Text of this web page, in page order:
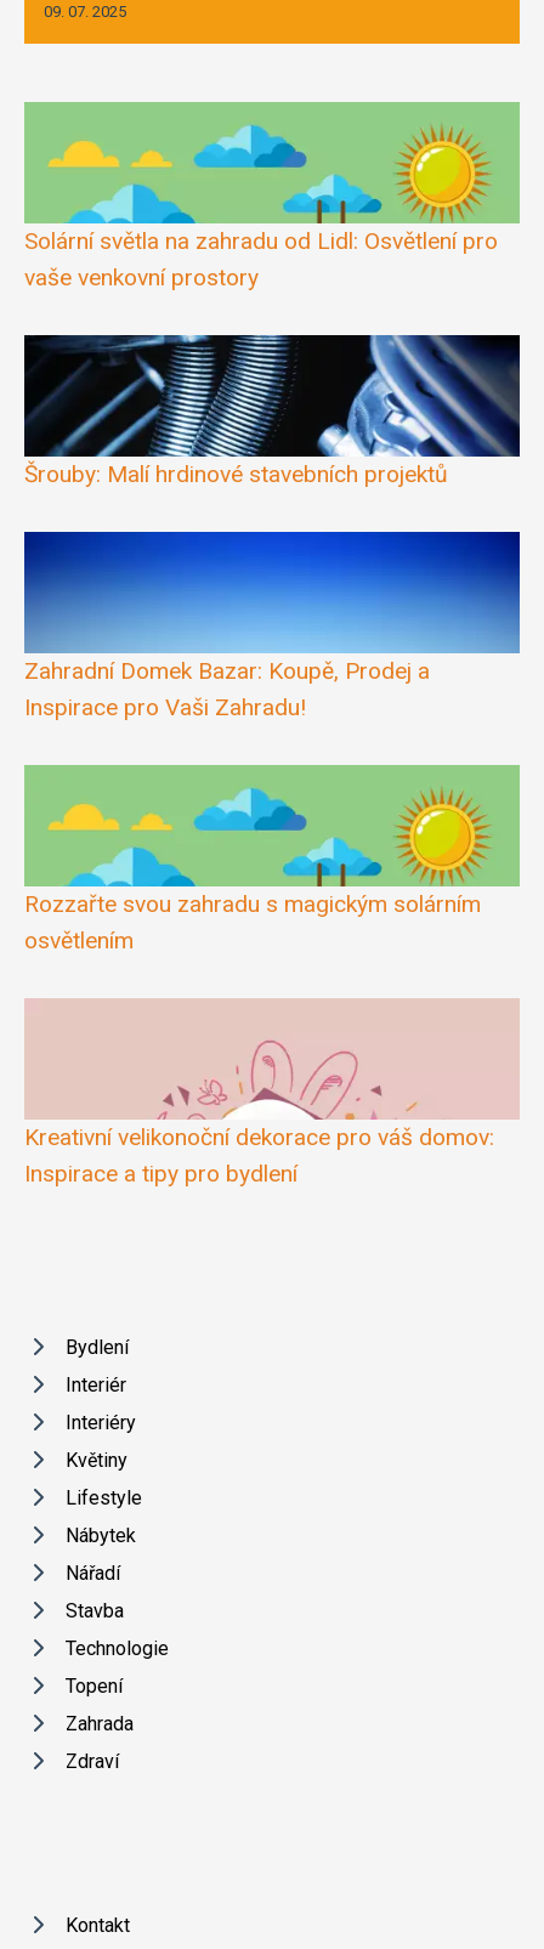
09. 07. 2025
Solární světla na zahradu od Lidl: Osvětlení pro
vaše venkovní prostory
Šrouby: Malí hrdinové stavebních projektů
Zahradní Domek Bazar: Koupě, Prodej a
Inspirace pro Vaši Zahradu!
Rozzařte svou zahradu s magickým solárním
osvětlením
Kreativní velikonoční dekorace pro váš domov:
Inspirace a tipy pro bydlení
Bydlení
Interiér
Interiéry
Květiny
Lifestyle
Nábytek
Nářadí
Stavba
Technologie
Topení
Zahrada
Zdraví
Kontakt